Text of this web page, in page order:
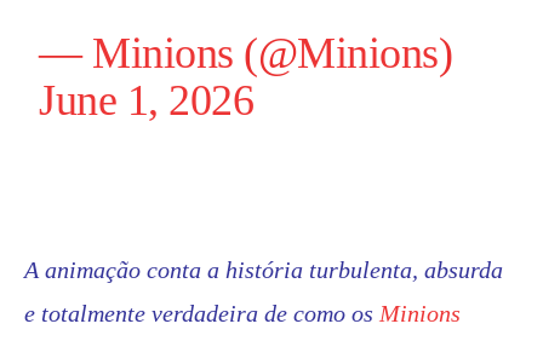
— Minions (@Minions)
June 1, 2026
A animação conta a história turbulenta, absurda
e totalmente verdadeira de como os Minions